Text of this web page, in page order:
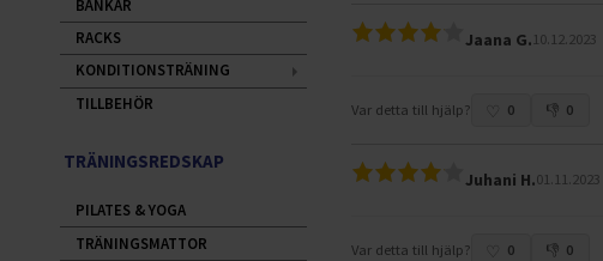
Jaana G. 10.12.2023
Var detta till hjälp? 0 0
Juhani H.01.11.2023
Var detta till hjälp? 0 0
BÄNKAR
RACKS
KONDITIONSTRÄNING
TILLBEHÖR
TRÄNINGSREDSKAP
PILATES & YOGA
TRÄNINGSMATTOR